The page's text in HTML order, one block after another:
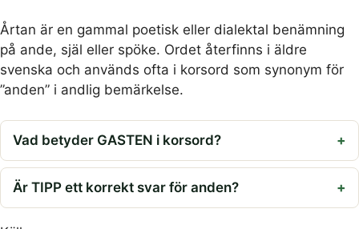
Årtan är en gammal poetisk eller dialektal benämning
på ande, själ eller spöke. Ordet återfinns i äldre
svenska och används ofta i korsord som synonym för
”anden” i andlig bemärkelse.
Vad betyder GASTEN i korsord?
Är TIPP ett korrekt svar för anden?